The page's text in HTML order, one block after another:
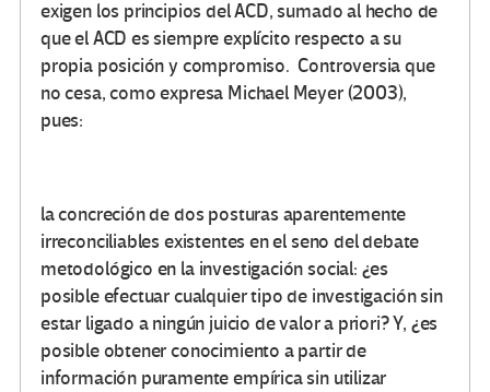
exigen los principios del ACD, sumado al hecho de
que el ACD es siempre explícito respecto a su
propia posición y compromiso. Controversia que
no cesa, como expresa Michael Meyer (2003),
pues:
la concreción de dos posturas aparentemente
irreconciliables existentes en el seno del debate
metodológico en la investigación social: ¿es
posible efectuar cualquier tipo de investigación sin
estar ligado a ningún juicio de valor a priori? Y, ¿es
posible obtener conocimiento a partir de
información puramente empírica sin utilizar